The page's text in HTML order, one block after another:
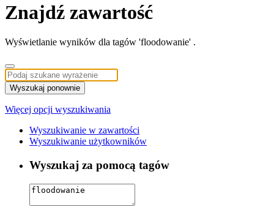
Znajdź zawartość
Wyświetlanie wyników dla tagów 'floodowanie' .
Wyszukaj ponownie
Więcej opcji wyszukiwania
Wyszukiwanie w zawartości
Wyszukiwanie użytkowników
Wyszukaj za pomocą tagów